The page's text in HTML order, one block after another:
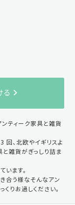
る
ティーク家具と雑貨
回、北欧やイギリスよ
雑貨がぎっしり詰ま
ます。
合う様なそんなアン
りお過しください。